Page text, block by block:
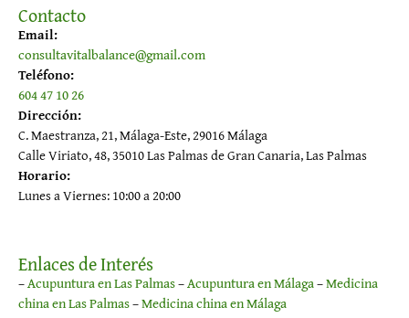
Contacto
Email:
consultavitalbalance@gmail.com
Teléfono:
604 47 10 26
Dirección:
C. Maestranza, 21, Málaga-Este, 29016 Málaga
Calle Viriato, 48, 35010 Las Palmas de Gran Canaria, Las Palmas
Horario:
Lunes a Viernes: 10:00 a 20:00
Enlaces de Interés
–Acupuntura en Las Palmas–Acupuntura en Málaga–Medicina
china en Las Palmas–Medicina china en Málaga